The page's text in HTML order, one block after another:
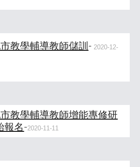
教學輔導教師儲訓 - 2020-12-
教學輔導教師增能專修研
報名-2020-11-11